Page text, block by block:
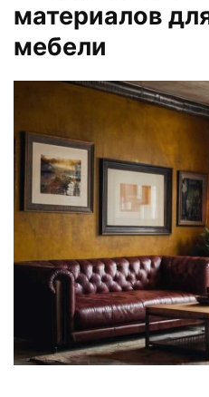
материалов
мебели